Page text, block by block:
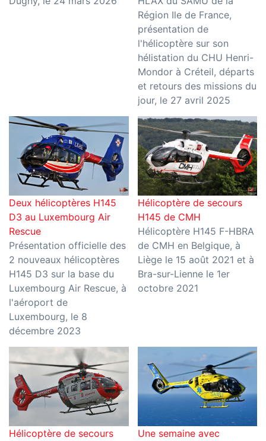
Région Ile de France,
présentation de
l'hélicoptère sur son
hélistation du CHU Henri-
Mondor à Créteil, départs
et retours des missions du
jour, le 27 avril 2025
Deux hélicoptères H145
D3 au Luxembourg Air
Rescue
Présentation officielle des
2 nouveaux hélicoptères
H145 D3 sur la base du
Luxembourg Air Rescue, à
l'aéroport de
Luxembourg, le 8
décembre 2023
Hélicoptère de secours
H145 de CMH
Hélicoptère H145 F-HBRA
de CMH en Belgique, à
Liège le 15 août 2021 et à
Bra-sur-Lienne le 1er
octobre 2021
Hélicoptère de secours
Une semaine avec